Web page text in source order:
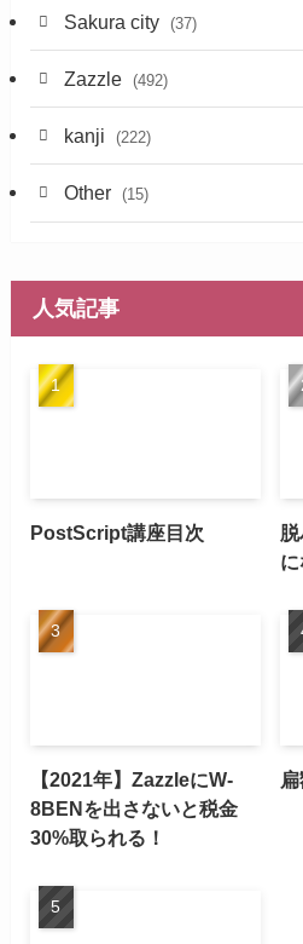
Sakura city (37)
Zazzle (492)
kanji (222)
Other (15)
人気記事
PostScript講座目次
【2021年】ZazzleにW-
8BENを出さないと税金
30%取られる！